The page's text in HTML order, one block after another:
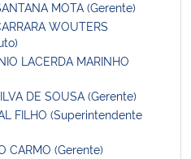
MOTA (Gerente)
WOUTERS
LACERDA MARINHO
DE SOUSA (Gerente)
FILHO (Superintendente
CARMO (Gerente)